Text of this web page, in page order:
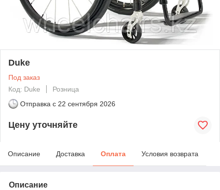
Duke
Под заказ
Код: Duke
Розница
Отправка с 22 сентября 2026
Цену уточняйте
Описание Доставка Оплата Условия возврата
Описание